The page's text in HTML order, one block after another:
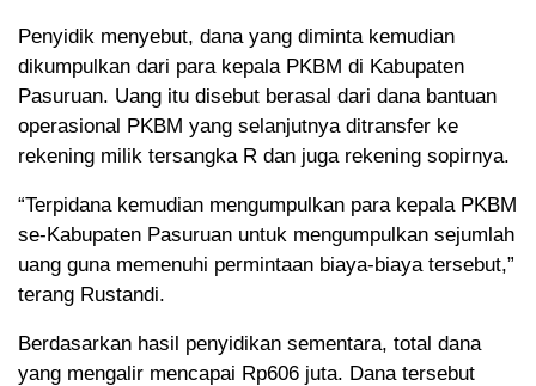
Penyidik menyebut, dana yang diminta kemudian
dikumpulkan dari para kepala PKBM di Kabupaten
Pasuruan. Uang itu disebut berasal dari dana bantuan
operasional PKBM yang selanjutnya ditransfer ke
rekening milik tersangka R dan juga rekening sopirnya.
“Terpidana kemudian mengumpulkan para kepala PKBM
se-Kabupaten Pasuruan untuk mengumpulkan sejumlah
uang guna memenuhi permintaan biaya-biaya tersebut,”
terang Rustandi.
Berdasarkan hasil penyidikan sementara, total dana
yang mengalir mencapai Rp606 juta. Dana tersebut